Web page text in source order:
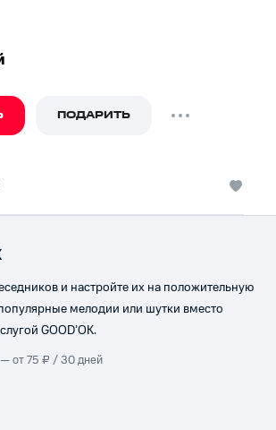
ПОДАРИТЬ
и настройте их на положительную
мелодии или шутки вместо
GOOD’OK.
от 75 ₽ / 30 дней